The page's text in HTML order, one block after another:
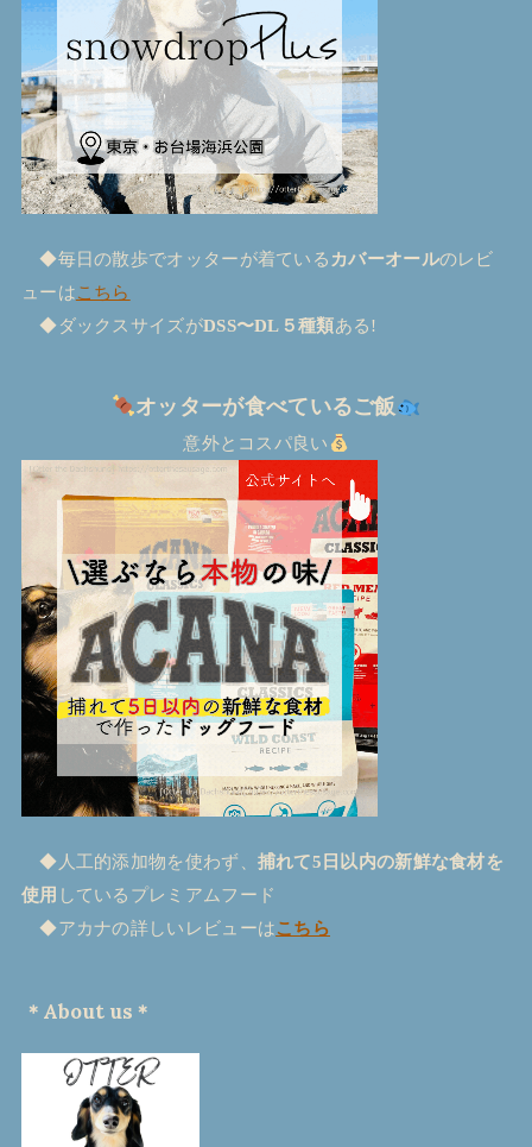
◆毎日の散歩でオッターが着ている カバーオールのレビ
ューはこちら
◆ダックスサイズがDSS〜DL５種類ある!
オッターが食べているご飯
意外とコスパ良い
◆人工的添加物を使わず、 捕れて5日以内の新鮮な食材を
使用 しているプレミアムフード
◆アカナの詳しいレビューはこちら
＊About us＊